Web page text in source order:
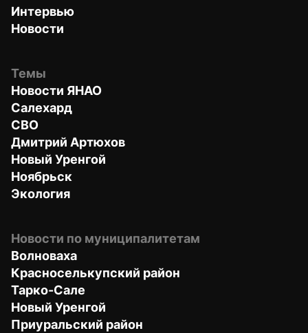
Интервью
Новости
Темы
Новости ЯНАО
Салехард
СВО
Дмитрий Артюхов
Новый Уренгой
Ноябрьск
Экология
Новости по муниципалитетам
Волноваха
Красноселькупский район
Тарко-Сале
Новый Уренгой
Приуральский район